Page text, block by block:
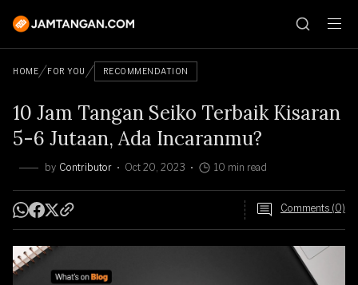
HOME FOR YOU RECOMMENDATION
10 Jam Tangan Seiko Terbaik Kisaran
5-6 Jutaan, Ada Incaranmu?
by Contributor Oct 20, 2023 10 min read
Comments (0)